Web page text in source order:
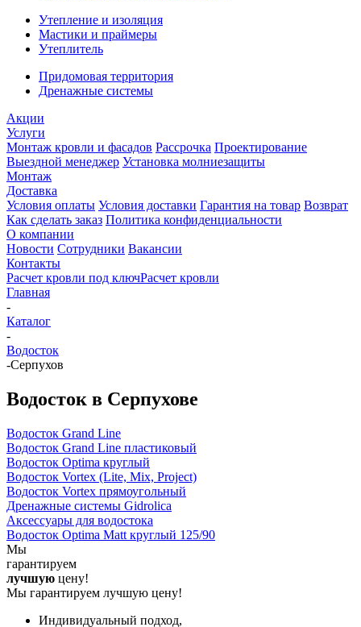
Утепление и изоляция
Мастики и праймеры
Утеплитель
Придомовая территория
Дренажные системы
Акции
Услуги
Монтаж кровли и фасадов Рассрочка Проектирование
Выездной менеджер Установка молниезащиты
Монтаж
Доставка
Условия оплаты Условия доставки Гарантия на товар Возврат
Как сделать заказ Политика конфиденциальности
О компании
Новости Сотрудники Вакансии
Контакты
Расчет кровли под ключРасчет кровли
Главная
-
Каталог
-
Водосток
-Серпухов
Водосток в Серпухове
Водосток Grand Line
Водосток Grand Line пластиковый
Водосток Optima круглый
Водосток Vortex (Lite, Mix, Project)
Водосток Vortex прямоугольный
Дренажные системы Gidrolica
Аксессуары для водостока
Водосток Optima Matt круглый 125/90
Мы
гарантируем
лучшую цену!
Мы гарантируем лучшую цену!
Индивидуальный подход,